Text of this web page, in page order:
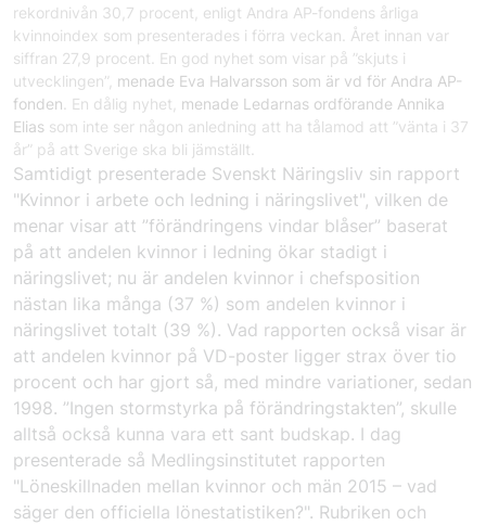
rekordnivån 30,7 procent, enligt Andra AP-fondens årliga
kvinnoindex som presenterades i förra veckan. Året innan var
siffran 27,9 procent. En god nyhet som visar på ”skjuts i
utvecklingen”, menade Eva Halvarsson som är vd för Andra AP-
fonden . En dålig nyhet, menade Ledarnas ordförande Annika
Elias som inte ser någon anledning att ha tålamod att ”vänta i 37
år” på att Sverige ska bli jämställt.
Samtidigt presenterade Svenskt Näringsliv sin rapport
"Kvinnor i arbete och ledning i näringslivet", vilken de
menar visar att ”förändringens vindar blåser” baserat
på att andelen kvinnor i ledning ökar stadigt i
näringslivet; nu är andelen kvinnor i chefsposition
nästan lika många (37 %) som andelen kvinnor i
näringslivet totalt (39 %). Vad rapporten också visar är
att andelen kvinnor på VD-poster ligger strax över tio
procent och har gjort så, med mindre variationer, sedan
1998. ”Ingen stormstyrka på förändringstakten”, skulle
alltså också kunna vara ett sant budskap. I dag
presenterade så Medlingsinstitutet rapporten
"Löneskillnaden mellan kvinnor och män 2015 – vad
säger den officiella lönestatistiken?". Rubriken och